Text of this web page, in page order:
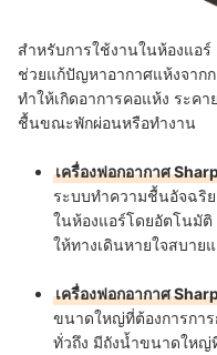
สำหรับการใช้งานในห้องแอ
ช่วยแก้ปัญหาอากาศแห้งจาก
ทำให้เกิดอาการคอแห้ง ระค
ชื้นขณะพักผ่อนหรือทำงาน
เครื่องฟอกอากาศ
ระบบทำความชื้นอัจฉริ
ในห้องแอร์โดยอัตโนมั
ให้ทางเดินหายใจสบาย
เครื่องฟอกอากาศ
ขนาดใหญ่ที่ต้องการกา
ทั่วถึง มีถังน้ำขนาดใหญ่